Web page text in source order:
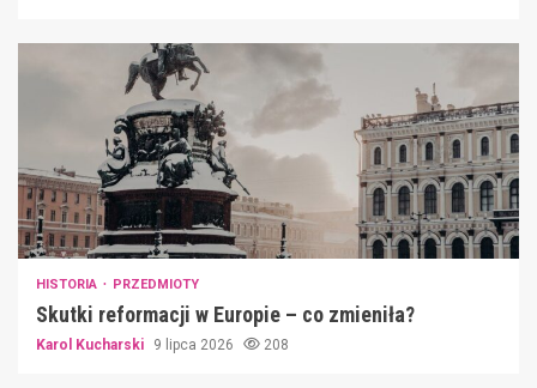
HISTORIA PRZEDMIOTY
Skutki reformacji w Europie – co zmieniła?
Karol Kucharski 9 lipca 2026 208